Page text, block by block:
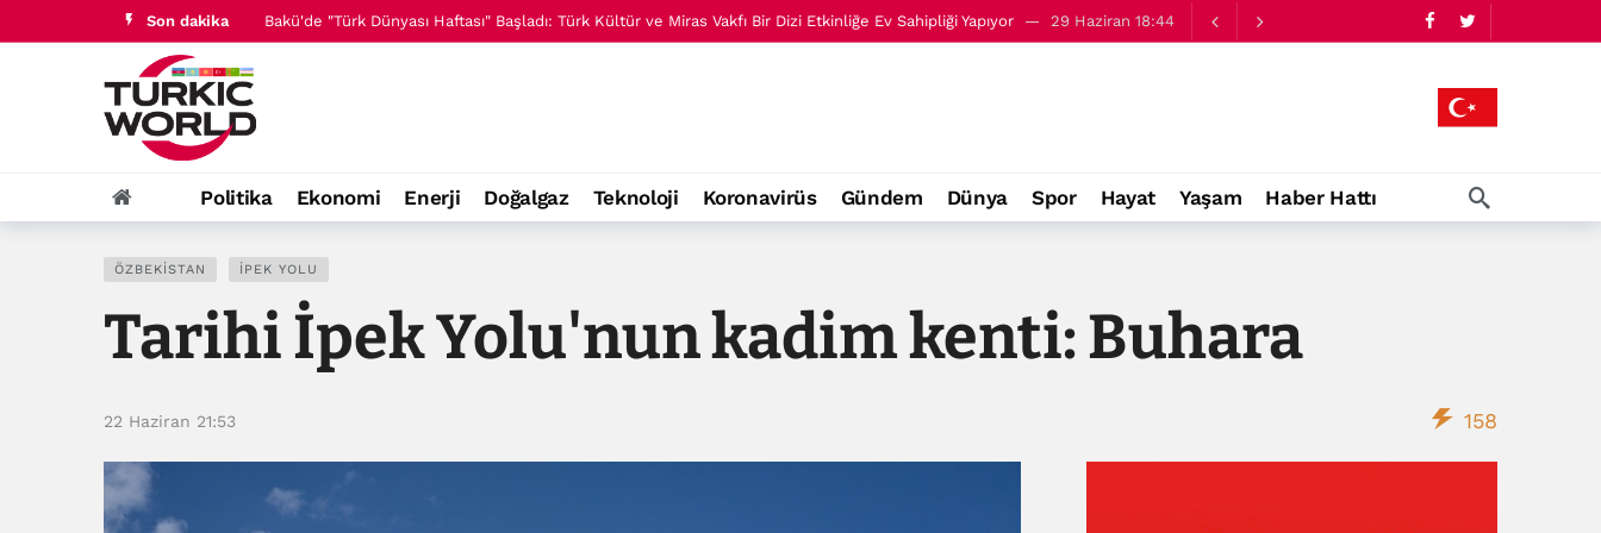
Son dakika Bakü'de "Türk Dünyası Haftası" Başladı: Türk Kültür ve Miras Vakfı Bir Dizi Etkinliğe Ev Sahipliği Yapıyor 29 Haziran 18:44
Politika Ekonomi Enerji Doğalgaz Teknoloji Koronavirüs Gündem Dünya Spor Hayat Yaşam Haber Hattı
ÖZBEKISTAN İPEK YOLU
Tarihi İpek Yolu'nun kadim kenti: Buhara
22 Haziran 21:53 158